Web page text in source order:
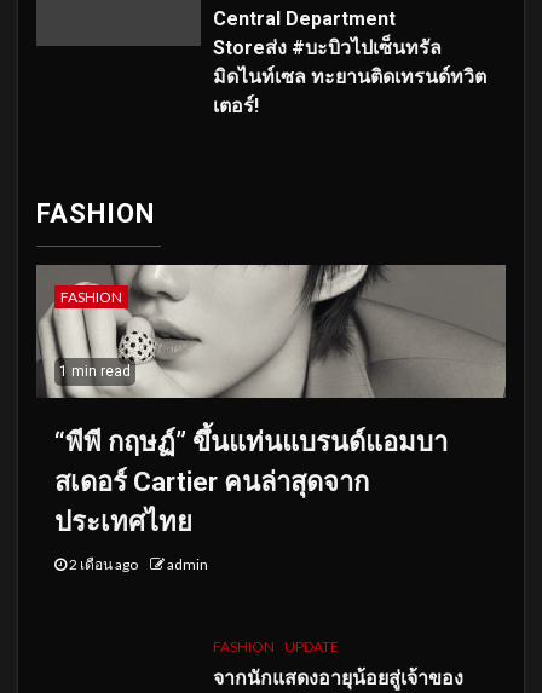
Central Department
Storeส่ง #บะบิวไปเซ็นทรัล
มิดไนท์เซล ทะยานติดเทรนด์ทวิต
เตอร์!
FASHION
FASHION
1 min read
“พีพี กฤษฏ์” ขึ้นแท่นแบรนด์แอมบา
สเดอร์ Cartier คนล่าสุดจาก
ประเทศไทย
2 เดือน ago admin
FASHION UPDATE
จากนักแสดงอายุน้อยสู่เจ้าของ